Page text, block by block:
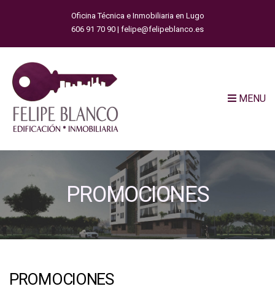
Oficina Técnica e Inmobiliaria en Lugo
606 91 70 90 | felipe@felipeblanco.es
MENU
PROMOCIONES
PROMOCIONES